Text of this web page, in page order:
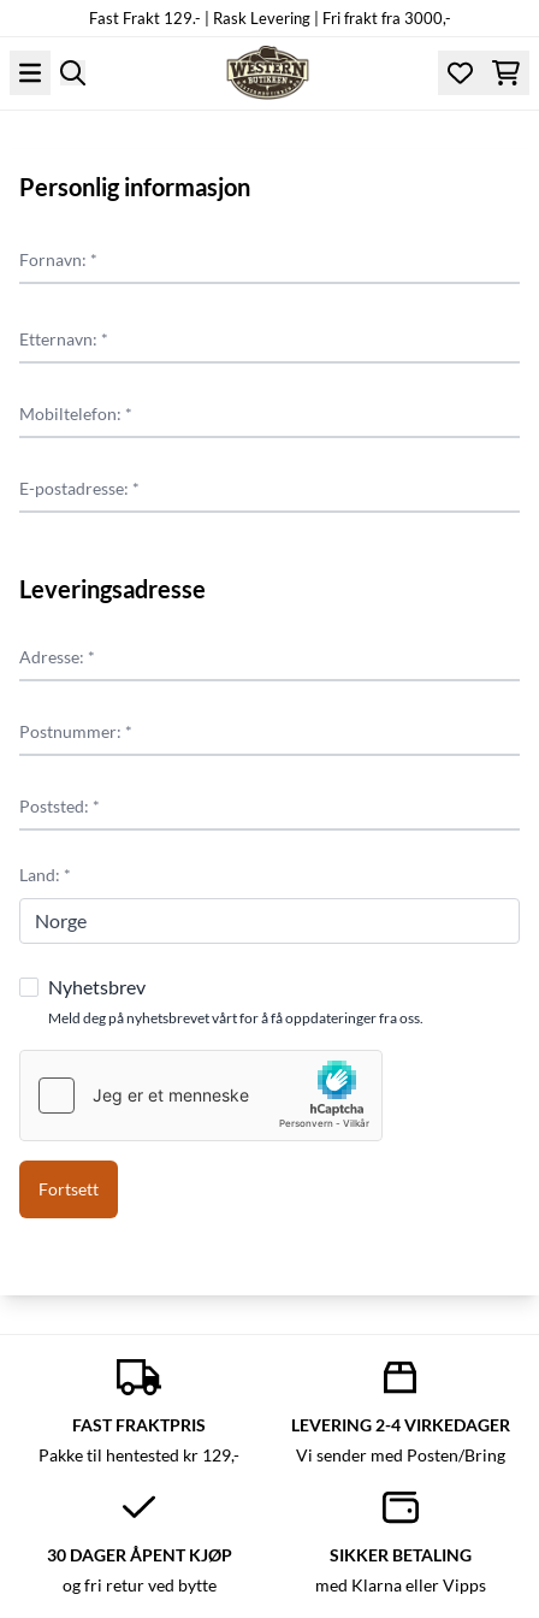
Hopp til innholdFast Frakt 129.- | Rask Levering | Fri frakt fra 3000,-
Personlig informasjon
Fornavn: *
Etternavn: *
Mobiltelefon: *
E-postadresse: *
Leveringsadresse
Adresse: *
Postnummer: *
Poststed: *
Land: *
Nyhetsbrev
Meld deg på nyhetsbrevet vårt for å få oppdateringer fra oss.
FAST FRAKTPRIS
Pakke til hentested kr 129,-
LEVERING 2-4 VIRKEDAGER
Vi sender med Posten/Bring
30 DAGER ÅPENT KJØP
og fri retur ved bytte
SIKKER BETALING
med Klarna eller Vipps